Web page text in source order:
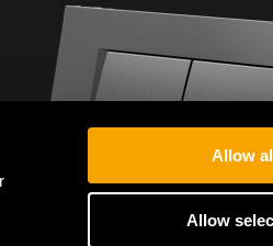
Allow
Allow